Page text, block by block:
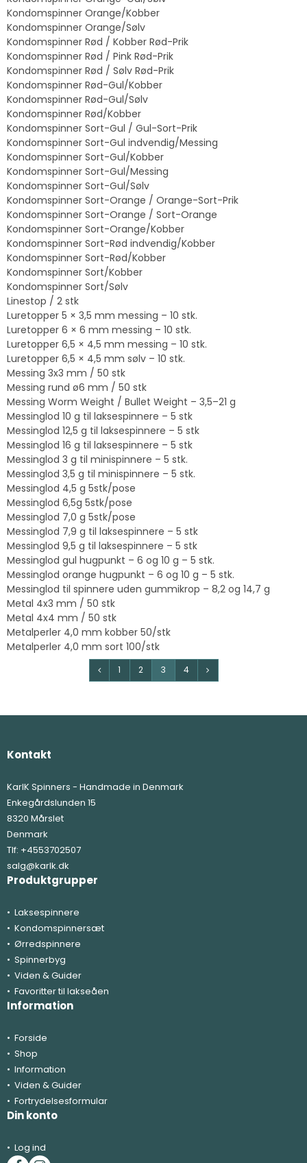
Kondomspinner Orange/Kobber
Kondomspinner Orange/Sølv
Kondomspinner Rød / Kobber Rød-Prik
Kondomspinner Rød / Pink Rød-Prik
Kondomspinner Rød / Sølv Rød-Prik
Kondomspinner Rød-Gul/Kobber
Kondomspinner Rød-Gul/Sølv
Kondomspinner Rød/Kobber
Kondomspinner Sort-Gul / Gul-Sort-Prik
Kondomspinner Sort-Gul indvendig/Messing
Kondomspinner Sort-Gul/Kobber
Kondomspinner Sort-Gul/Messing
Kondomspinner Sort-Gul/Sølv
Kondomspinner Sort-Orange / Orange-Sort-Prik
Kondomspinner Sort-Orange / Sort-Orange
Kondomspinner Sort-Orange/Kobber
Kondomspinner Sort-Rød indvendig/Kobber
Kondomspinner Sort-Rød/Kobber
Kondomspinner Sort/Kobber
Kondomspinner Sort/Sølv
Linestop / 2 stk
Luretopper 5 × 3,5 mm messing – 10 stk.
Luretopper 6 × 6 mm messing – 10 stk.
Luretopper 6,5 × 4,5 mm messing – 10 stk.
Luretopper 6,5 × 4,5 mm sølv – 10 stk.
Messing 3x3 mm / 50 stk
Messing rund ø6 mm / 50 stk
Messing Worm Weight / Bullet Weight – 3,5–21 g
Messinglod 10 g til laksespinnere – 5 stk
Messinglod 12,5 g til laksespinnere – 5 stk
Messinglod 16 g til laksespinnere – 5 stk
Messinglod 3 g til minispinnere – 5 stk.
Messinglod 3,5 g til minispinnere – 5 stk.
Messinglod 4,5 g 5stk/pose
Messinglod 6,5g 5stk/pose
Messinglod 7,0 g 5stk/pose
Messinglod 7,9 g til laksespinnere – 5 stk
Messinglod 9,5 g til laksespinnere – 5 stk
Messinglod gul hugpunkt – 6 og 10 g – 5 stk.
Messinglod orange hugpunkt – 6 og 10 g – 5 stk.
Messinglod til spinnere uden gummikrop – 8,2 og 14,7 g
Metal 4x3 mm / 50 stk
Metal 4x4 mm / 50 stk
Metalperler 4,0 mm kobber 50/stk
Metalperler 4,0 mm sort 100/stk
1 2 3 4
Kontakt
KarlK Spinners - Handmade in Denmark
Enkegårdslunden 15
8320 Mårslet
Denmark
Tlf: +4553702507
salg@karlk.dk
Produktgrupper
Laksespinnere
Kondomspinnersæt
Ørredspinnere
Spinnerbyg
Viden & Guider
Favoritter til lakseåen
Information
Forside
Shop
Information
Viden & Guider
Fortrydelsesformular
Din konto
Log ind